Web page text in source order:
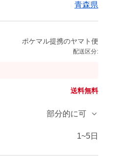
青森県
ポケマル提携のヤマト便
配送区分:
送料無料
部分的に可
1~5日